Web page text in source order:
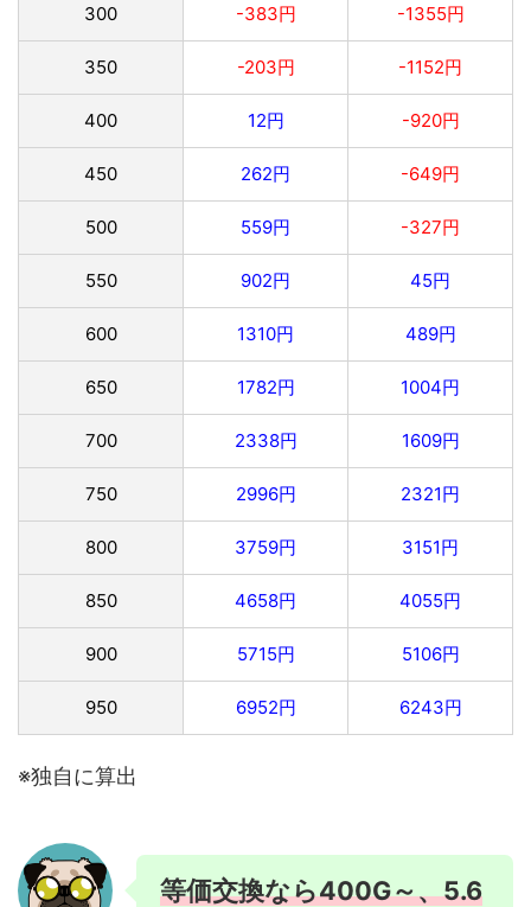
300 -383円 -1355円
350 -203円 -1152円
400 12円 -920円
450 262円 -649円
500 559円 -327円
550 902円 45円
600 1310円 489円
650 1782円 1004円
700 2338円 1609円
750 2996円 2321円
800 3759円 3151円
850 4658円 4055円
900 5715円 5106円
950 6952円 6243円
※独自に算出
等価交換なら400G～、5.6